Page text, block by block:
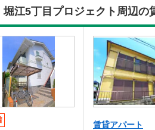
堀江5丁目プロジェクト周辺の
賃貸アパート